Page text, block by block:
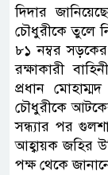
দিদার
চৌধুরীকে তুলে
৮১ নম্বর
রক্ষাকারী
প্রধান
চৌধুরীকে
সন্ধ্যার পর
আহ্বায়ক জহির
পক্ষ থেকে